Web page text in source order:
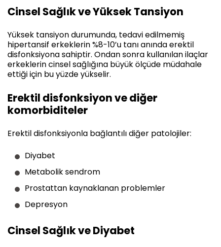
Cinsel Sağlık ve Yüksek Tansiyon
Yüksek tansiyon durumunda, tedavi edilmemiş
hipertansif erkeklerin %8-10’u tanı anında erektil
disfonksiyona sahiptir. Ondan sonra kullanılan ilaçlar
erkeklerin cinsel sağlığına büyük ölçüde müdahale
ettiği için bu yüzde yükselir.
Erektil disfonksiyon ve diğer
komorbiditeler
Erektil disfonksiyonla bağlantılı diğer patolojiler:
Diyabet
Metabolik sendrom
Prostattan kaynaklanan problemler
Depresyon
Cinsel Sağlık ve Diyabet